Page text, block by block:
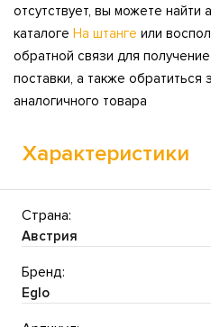
отсутствует, вы можете найти
каталоге На штанге или
обратной связи для
поставки, а также
аналогичного товара
Характеристики
Страна:
Австрия
Бренд:
Eglo